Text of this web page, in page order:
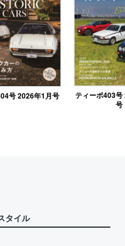
号 2026年1月号
ティーポ403号
号
タイル